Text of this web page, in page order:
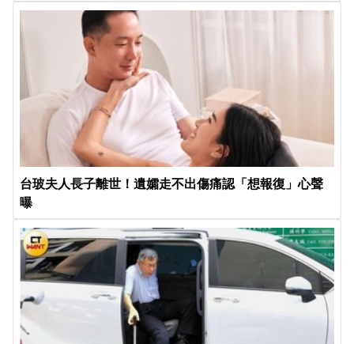
台玻夫人長子離世！遺孀走不出傷痛認「想報復」心聲
曝